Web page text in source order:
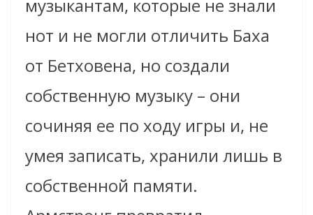
музыкантам, которые не знали
нот и не могли отличить Баха
от Бетховена, но создали
собственную музыку – они
сочиняя ее по ходу игры и, не
умея записать, хранили лишь в
собственной памяти.